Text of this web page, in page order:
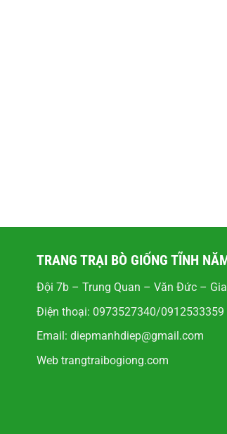
TRANG TRẠI BÒ GIỐNG TĨNH
Đội 7b – Trung Quan – Văn Đức –
Điện thoại: 0973527340/0912533359
Email: diepmanhdiep@gmail.com
Web trangtraibogiong.com